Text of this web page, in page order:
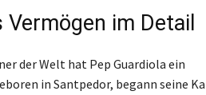
im Detail
der Welt hat Pep Guardiola ein
in Santpedor, begann seine